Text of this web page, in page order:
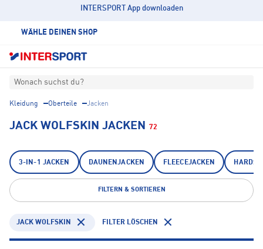
INTERSPORT App downloaden
WÄHLE DEINEN SHOP
Wonach suchst du?
Kleidung Oberteile Jacken
JACK WOLFSKIN JACKEN 72
3-IN-1 JACKEN DAUNENJACKEN FLEECEJACKEN
FILTERN & SORTIEREN
JACK WOLFSKIN FILTER LÖSCHEN